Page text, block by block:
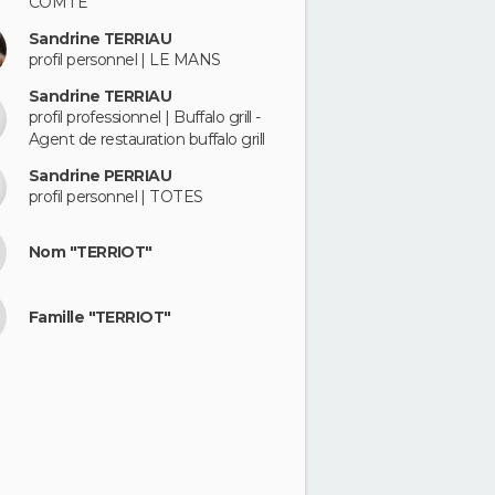
Sandrine TERRIAU
profil personnel | LE MANS
Sandrine TERRIAU
profil professionnel | Buffalo grill -
Agent de restauration buffalo grill
Sandrine PERRIAU
profil personnel | TOTES
Nom "TERRIOT"
Famille "TERRIOT"